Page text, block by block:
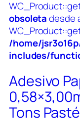
obsoletadesde
/home/
includes/
Adesivo
Tons